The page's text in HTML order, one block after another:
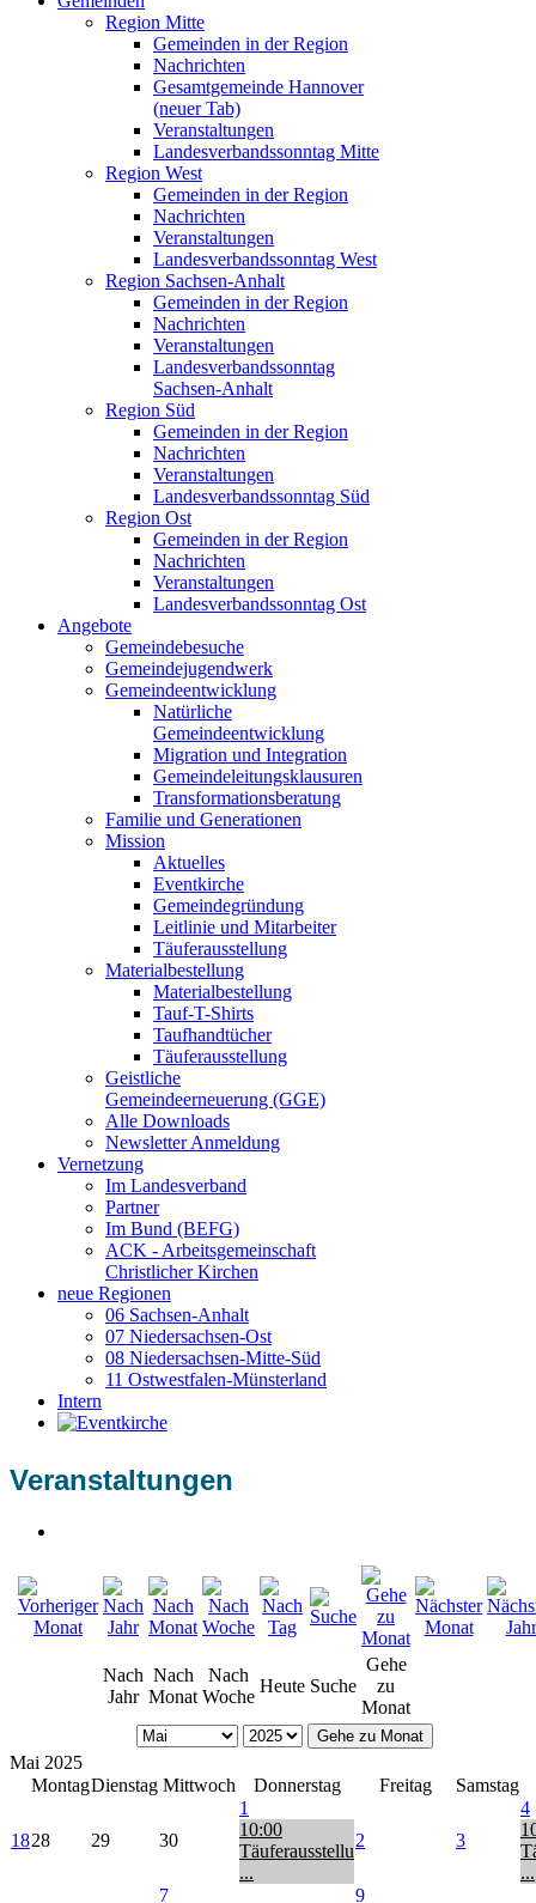
Region Mitte
Gemeinden in der Region
Nachrichten
Gesamtgemeinde Hannover
(neuer Tab)
Veranstaltungen
Landesverbandssonntag Mitte
Region West
Gemeinden in der Region
Nachrichten
Veranstaltungen
Landesverbandssonntag West
Region Sachsen-Anhalt
Gemeinden in der Region
Nachrichten
Veranstaltungen
Landesverbandssonntag
Sachsen-Anhalt
Region Süd
Gemeinden in der Region
Nachrichten
Veranstaltungen
Landesverbandssonntag Süd
Region Ost
Gemeinden in der Region
Nachrichten
Veranstaltungen
Landesverbandssonntag Ost
Angebote
Gemeindebesuche
Gemeindejugendwerk
Gemeindeentwicklung
Natürliche
Gemeindeentwicklung
Migration und Integration
Gemeindeleitungsklausuren
Transformationsberatung
Familie und Generationen
Mission
Aktuelles
Eventkirche
Gemeindegründung
Leitlinie und Mitarbeiter
Täuferausstellung
Materialbestellung
Materialbestellung
Tauf-T-Shirts
Taufhandtücher
Täuferausstellung
Geistliche
Gemeindeerneuerung (GGE)
Alle Downloads
Newsletter Anmeldung
Vernetzung
Im Landesverband
Partner
Im Bund (BEFG)
ACK - Arbeitsgemeinschaft
Christlicher Kirchen
neue Regionen
06 Sachsen-Anhalt
07 Niedersachsen-Ost
08 Niedersachsen-Mitte-Süd
11 Ostwestfalen-Münsterland
Intern
Veranstaltungen
Nach
Jahr
Nach
Monat
Nach
Woche
Heute Suche
Gehe
zu
Monat
Gehe zu Monat
Mai 2025
MontagDienstag Mittwoch Donnerstag Freitag Samstag
1828 29 30
1
10:00
Täuferausstellu
...
2 3
4
...
7
9